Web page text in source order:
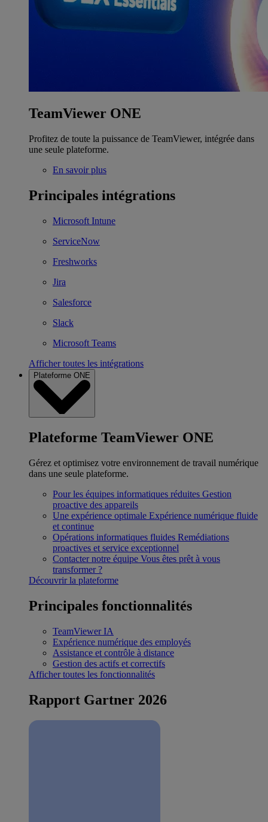
TeamViewer ONE
Profitez de toute la puissance de TeamViewer, intégrée dans
une seule plateforme.
En savoir plus
Principales intégrations
Microsoft Intune
ServiceNow
Freshworks
Jira
Salesforce
Slack
Microsoft Teams
Afficher toutes les intégrations
Plateforme ONE
Plateforme TeamViewer ONE
Gérez et optimisez votre environnement de travail numérique
dans une seule plateforme.
Pour les équipes informatiques réduites Gestion
proactive des appareils
Une expérience optimale Expérience numérique fluide
et continue
Opérations informatiques fluides Remédiations
proactives et service exceptionnel
Contacter notre équipe Vous êtes prêt à vous
transformer ?
Découvrir la plateforme
Principales fonctionnalités
TeamViewer IA
Expérience numérique des employés
Assistance et contrôle à distance
Gestion des actifs et correctifs
Afficher toutes les fonctionnalités
Rapport Gartner 2026